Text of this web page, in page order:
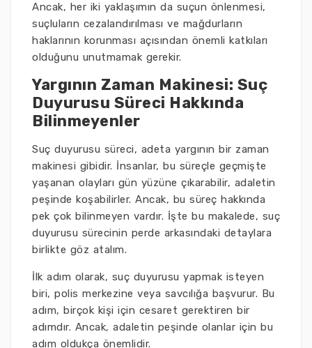
Ancak, her iki yaklaşımın da suçun önlenmesi,
suçluların cezalandırılması ve mağdurların
haklarının korunması açısından önemli katkıları
olduğunu unutmamak gerekir.
Yargının Zaman Makinesi: Suç
Duyurusu Süreci Hakkında
Bilinmeyenler
Suç duyurusu süreci, adeta yargının bir zaman
makinesi gibidir. İnsanlar, bu süreçle geçmişte
yaşanan olayları gün yüzüne çıkarabilir, adaletin
peşinde koşabilirler. Ancak, bu süreç hakkında
pek çok bilinmeyen vardır. İşte bu makalede, suç
duyurusu sürecinin perde arkasındaki detaylara
birlikte göz atalım.
İlk adım olarak, suç duyurusu yapmak isteyen
biri, polis merkezine veya savcılığa başvurur. Bu
adım, birçok kişi için cesaret gerektiren bir
adımdır. Ancak, adaletin peşinde olanlar için bu
adım oldukça önemlidir.